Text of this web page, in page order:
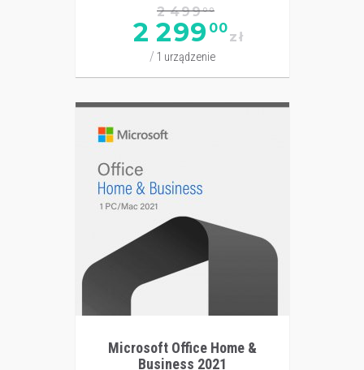
2 49900
2 299 00
zł
1 urządzenie
Microsoft Office Home &
Business 2021